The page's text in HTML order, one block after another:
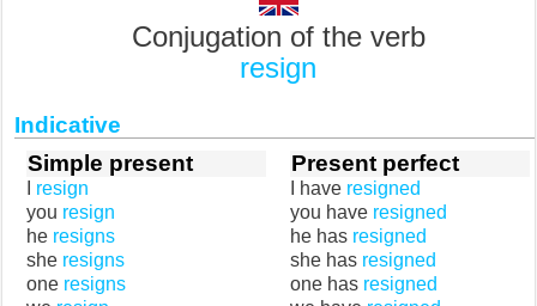
Conjugation of the verb
resign
Indicative
Simple present
resign
you resign
he resigns
she resigns
one resigns
Present perfect
I have resigned
you have resigned
he has resigned
she has resigned
one has resigned